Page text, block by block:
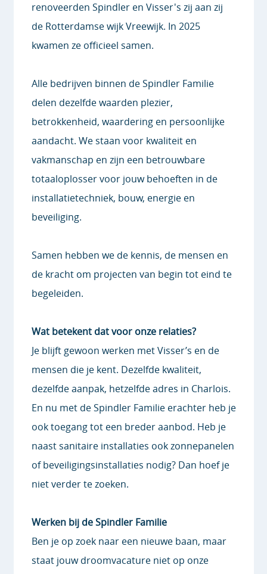
renoveerden Spindler en Visser's zij aan zij
de Rotterdamse wijk Vreewijk. In 2025
kwamen ze officieel samen.
Alle bedrijven binnen de Spindler Familie
delen dezelfde waarden plezier,
betrokkenheid, waardering en persoonlijke
aandacht. We staan voor kwaliteit en
vakmanschap en zijn een betrouwbare
totaaloplosser voor jouw behoeften in de
installatietechniek, bouw, energie en
beveiliging.
Samen hebben we de kennis, de mensen en
de kracht om projecten van begin tot eind te
begeleiden.
Wat betekent dat voor onze relaties?
Je blijft gewoon werken met Visser’s en de
mensen die je kent. Dezelfde kwaliteit,
dezelfde aanpak, hetzelfde adres in Charlois.
En nu met de Spindler Familie erachter heb je
ook toegang tot een breder aanbod. Heb je
naast sanitaire installaties ook zonnepanelen
of beveiligingsinstallaties nodig? Dan hoef je
niet verder te zoeken.
Werken bij de Spindler Familie
Ben je op zoek naar een nieuwe baan, maar
staat jouw droomvacature niet op onze